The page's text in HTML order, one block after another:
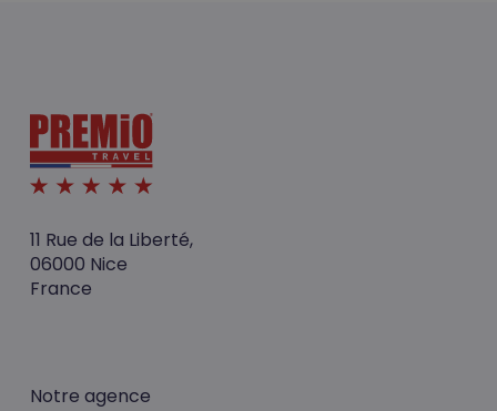
11 Rue de la Liberté,
06000 Nice
France
Notre agence